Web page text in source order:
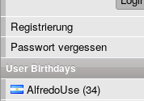
Registrierung
Passwort vergessen
User Birthdays
AlfredoUse (34)